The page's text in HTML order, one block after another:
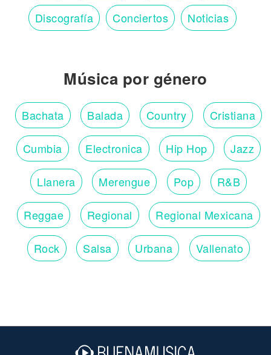
Discografía Conciertos Noticias
Música por género
Bachata Balada Country Cristiana
Cumbia Electronica Hip Hop Jazz
Llanera Merengue Pop R&B
Reggae Regional Regional Mexicana
Rock Salsa Urbana Vallenato